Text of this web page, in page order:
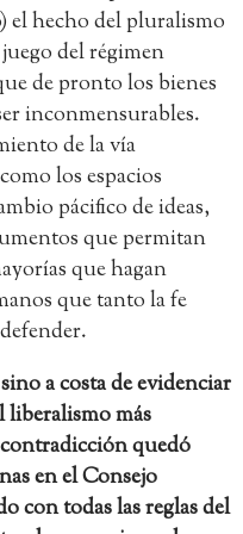
el hecho del pluralismo
del régimen
de pronto los bienes
inconmensurables.
de la vía
los espacios
pácifico de ideas,
que permitan
que hagan
que tanto la fe
a costa de evidenciar
liberalismo más
quedó
en el Consejo
con todas las reglas del